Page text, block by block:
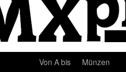
Von A bis
Münzen